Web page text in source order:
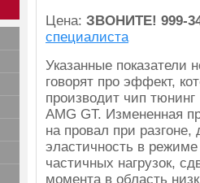
Цена: ЗВОНИТЕ! 999-
специалиста
Указанные показатели
говорят про эффект,
производит чип
AMG GT. Измененная
на провал при разгоне,
эластичность в
частичных нагрузок,
момента в область